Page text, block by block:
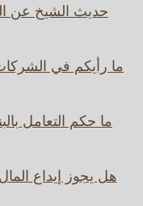
حديث الشيخ عن
ما رأيكم في
ما حكم التعامل
هل يجوز إيداع